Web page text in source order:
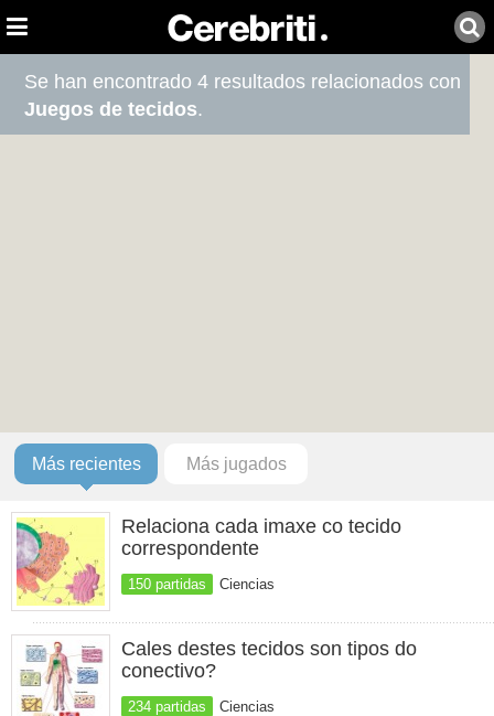
Se han encontrado 4 resultados relacionados con
Juegos de tecidos.
Más recientes Más jugados
Relaciona cada imaxe co tecido
correspondente
150 partidas Ciencias
Cales destes tecidos son tipos do
conectivo?
234 partidas Ciencias